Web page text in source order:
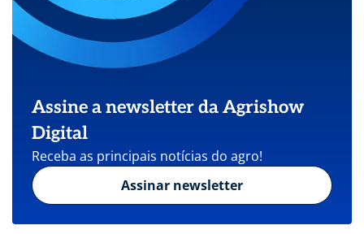
Assine a newsletter da Agrishow
Digital
Receba as principais notícias do agro!
Assinar newsletter